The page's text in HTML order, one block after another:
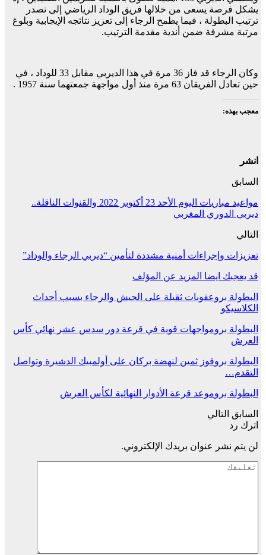
يشكل فرصة يسعى من خلالها فريق الوداد الرياضي إلى تصدر
ترتيب البطولة ، فيما يطمح الرجاء إلى تعزيز نتائجه الإيجابية وبلوغ
مرتبة مشرفة ضمن أندية مقدمة الترتيب.
وكان الرجاء قد فاز 36 مرة في هذا الديربي مقابل 33 للوداد ، في
حين تعادل الفريقان 63 مرة منذ أول مواجهة جمعتهما سنة 1957 .
معجب بهذه:
انشر
السابق
مواعيد مباريات اليوم الأحد 23 أكتوبر 2022 والقنوات الناقلة..
ديربي الدوري المغربي
التالي
تعزيزات وإجراءات أمنية مشددة لتأمين “ديربي الرجاء والوداد”
قد يعجبك ايضا المزيد عن المؤلف
البطولة بروعقوبات ثقيلة على الجيش والرجاء بسبب أحداث
الكلاسيكو
البطولة برومواجهات قوية في قرعة دور سدس عشر نهائي كأس
العرش
البطولة بروفوز ثمين لنهضة بركان على أولمبيك الدشيرة وتواصل
التقدم…
البطولة بروموعد قرعة الأدوار النهائية لكأس العرش
السابق التالي
اترك رد
لن يتم نشر عنوان بريدك الإلكتروني.